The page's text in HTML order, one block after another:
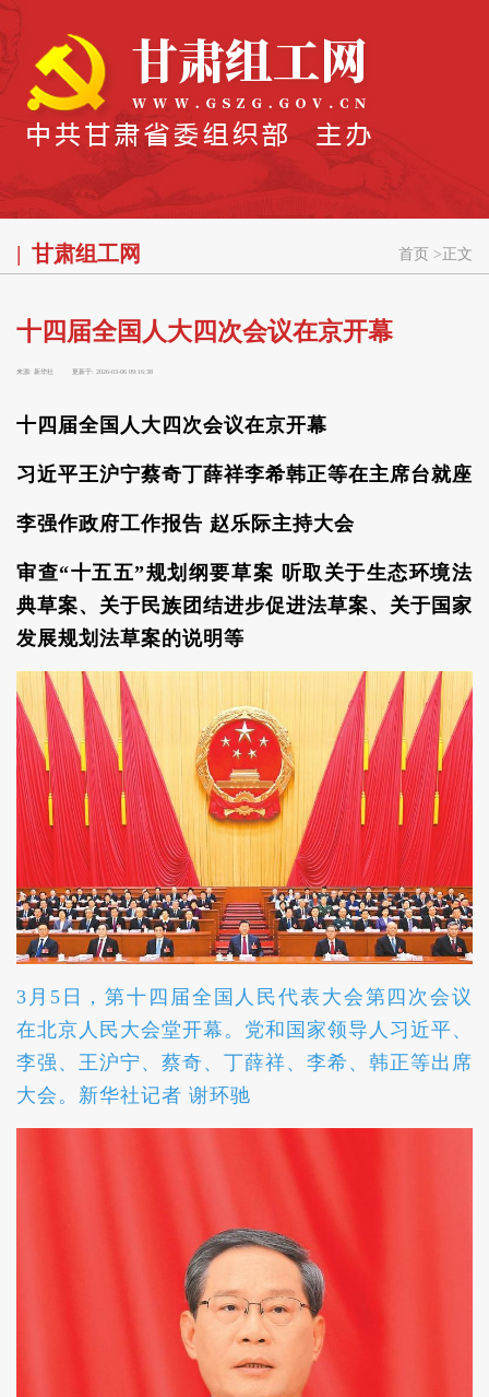
甘肃组工网 首页 > 正文
十四届全国人大四次会议在京开幕
来源: 新华社 更新于: 2026-03-06 09:16:38
十四届全国人大四次会议在京开幕
习近平王沪宁蔡奇丁薛祥李希韩正等在主席台就座
李强作政府工作报告 赵乐际主持大会
审查“十五五”规划纲要草案 听取关于生态环境法
典草案、关于民族团结进步促进法草案、关于国家
发展规划法草案的说明等
3月5日，第十四届全国人民代表大会第四次会议
在北京人民大会堂开幕。党和国家领导人习近平、
李强、王沪宁、蔡奇、丁薛祥、李希、韩正等出席
大会。新华社记者 谢环驰